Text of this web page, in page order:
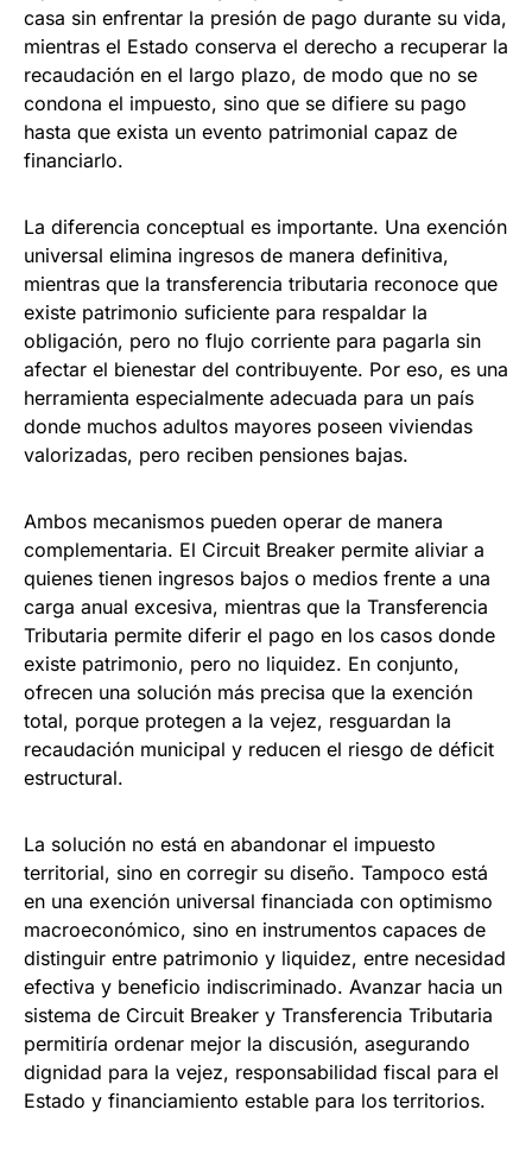
casa sin enfrentar la presión de pago durante su vida,
mientras el Estado conserva el derecho a recuperar la
recaudación en el largo plazo, de modo que no se
condona el impuesto, sino que se difiere su pago
hasta que exista un evento patrimonial capaz de
financiarlo.
La diferencia conceptual es importante. Una exención
universal elimina ingresos de manera definitiva,
mientras que la transferencia tributaria reconoce que
existe patrimonio suficiente para respaldar la
obligación, pero no flujo corriente para pagarla sin
afectar el bienestar del contribuyente. Por eso, es una
herramienta especialmente adecuada para un país
donde muchos adultos mayores poseen viviendas
valorizadas, pero reciben pensiones bajas.
Ambos mecanismos pueden operar de manera
complementaria. El Circuit Breaker permite aliviar a
quienes tienen ingresos bajos o medios frente a una
carga anual excesiva, mientras que la Transferencia
Tributaria permite diferir el pago en los casos donde
existe patrimonio, pero no liquidez. En conjunto,
ofrecen una solución más precisa que la exención
total, porque protegen a la vejez, resguardan la
recaudación municipal y reducen el riesgo de déficit
estructural.
La solución no está en abandonar el impuesto
territorial, sino en corregir su diseño. Tampoco está
en una exención universal financiada con optimismo
macroeconómico, sino en instrumentos capaces de
distinguir entre patrimonio y liquidez, entre necesidad
efectiva y beneficio indiscriminado. Avanzar hacia un
sistema de Circuit Breaker y Transferencia Tributaria
permitiría ordenar mejor la discusión, asegurando
dignidad para la vejez, responsabilidad fiscal para el
Estado y financiamiento estable para los territorios.